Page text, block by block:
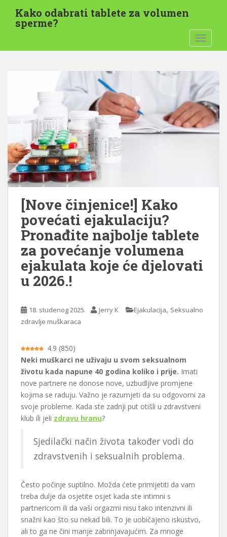
e
Kako odabrati tablete za volumen
sperme?
[Nove činjenice!] Kako
povećati ejakulaciju?
Pronađite najbolje tablete
za povećanje volumena
ejakulata koje će djelovati
u 2026.!
18. studenog 2025. Jerry K Ejakulacija, Seksualno
zdravlje muškaraca
4.9 (850)
Neki muškarci ne uživaju u svom seksualnom
životu kada napune 40 godina koliko i prije. Imati
nove partnere ne donose nove, uzbudljive promjene
kojima se raduju. Važno je razumjeti da su odgovorni za
svoje probleme. Kada ste zadnji put otišli u zdravstveni
klub ili jeli zdravu hranu?
Sjedilački način života također vodi do
zdravstvenih i seksualnih problema.
Često počinje suptilno. Možda ćete primijetiti da vam
treba dulje da osjetite osjet kada ste intimni s
partnericom ili da vaši orgazmi nisu tako intenzivni ili
snažni kao što su nekad bili. To je uobičajeno iskustvo,
ali to ga ne čini manje zabrinjavajućim. Za mnoge